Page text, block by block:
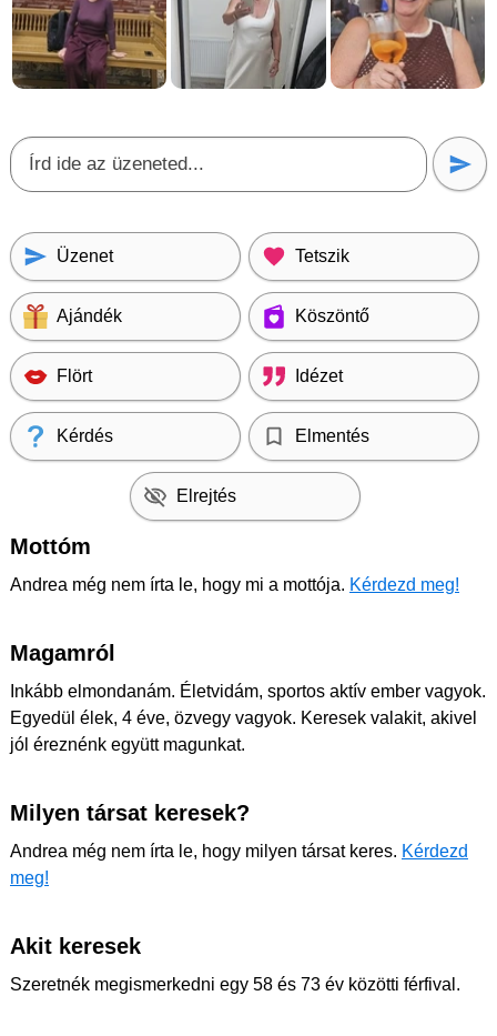
Üzenet Tetszik
Ajándék Köszöntő
Flört Idézet
Kérdés Elmentés
Elrejtés
Mottóm
Andrea még nem írta le, hogy mi a mottója. Kérdezd meg!
Magamról
Inkább elmondanám. Életvidám, sportos aktív ember vagyok.
Egyedül élek, 4 éve, özvegy vagyok. Keresek valakit, akivel
jól éreznénk együtt magunkat.
Milyen társat keresek?
Andrea még nem írta le, hogy milyen társat keres. Kérdezd
meg!
Akit keresek
Szeretnék megismerkedni egy 58 és 73 év közötti férfival.